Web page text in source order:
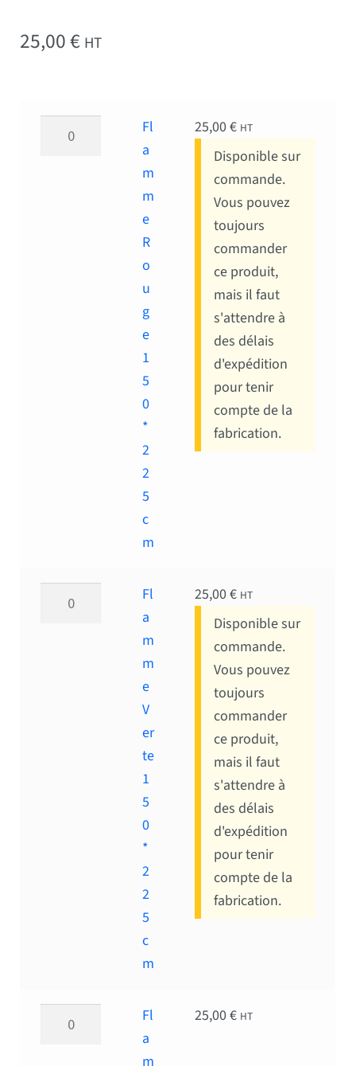
25,00€ HT
quantité de Flamme Rouge 150*225 cm
Fl
a
m
m
e
R
o
u
g
e
1
5
0
*
2
2
5
c
m
25,00€ HT
Disponible sur
commande.
Vous pouvez
toujours
commander
ce produit,
mais il faut
s'attendre à
des délais
d'expédition
pour tenir
compte de la
fabrication.
quantité de Flamme Verte 150*225 cm
Fl
a
m
m
e
V
er
te
1
5
0
*
2
2
5
c
m
25,00€ HT
Disponible sur
commande.
Vous pouvez
toujours
commander
ce produit,
mais il faut
s'attendre à
des délais
d'expédition
pour tenir
compte de la
fabrication.
quantité de Flamme Orange 150*225 cm
Fl
a
m
25,00€ HT